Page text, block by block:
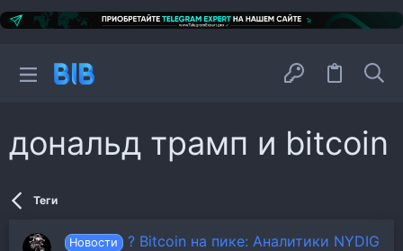
дональд трамп и bitcoin
Теги
Новости
? Bitcoin на пике: Аналитики NYDIG